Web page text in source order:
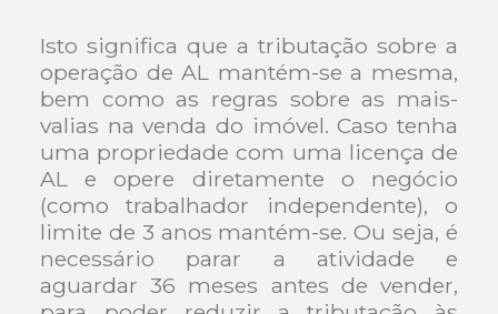
Isto significa que a tributação sobre a
operação de AL mantém-se a mesma,
bem como as regras sobre as mais-
valias na venda do imóvel. Caso tenha
uma propriedade com uma licença de
AL e opere diretamente o negócio
(como trabalhador independente), o
limite de 3 anos mantém-se. Ou seja, é
necessário parar a atividade e
aguardar 36 meses antes de vender,